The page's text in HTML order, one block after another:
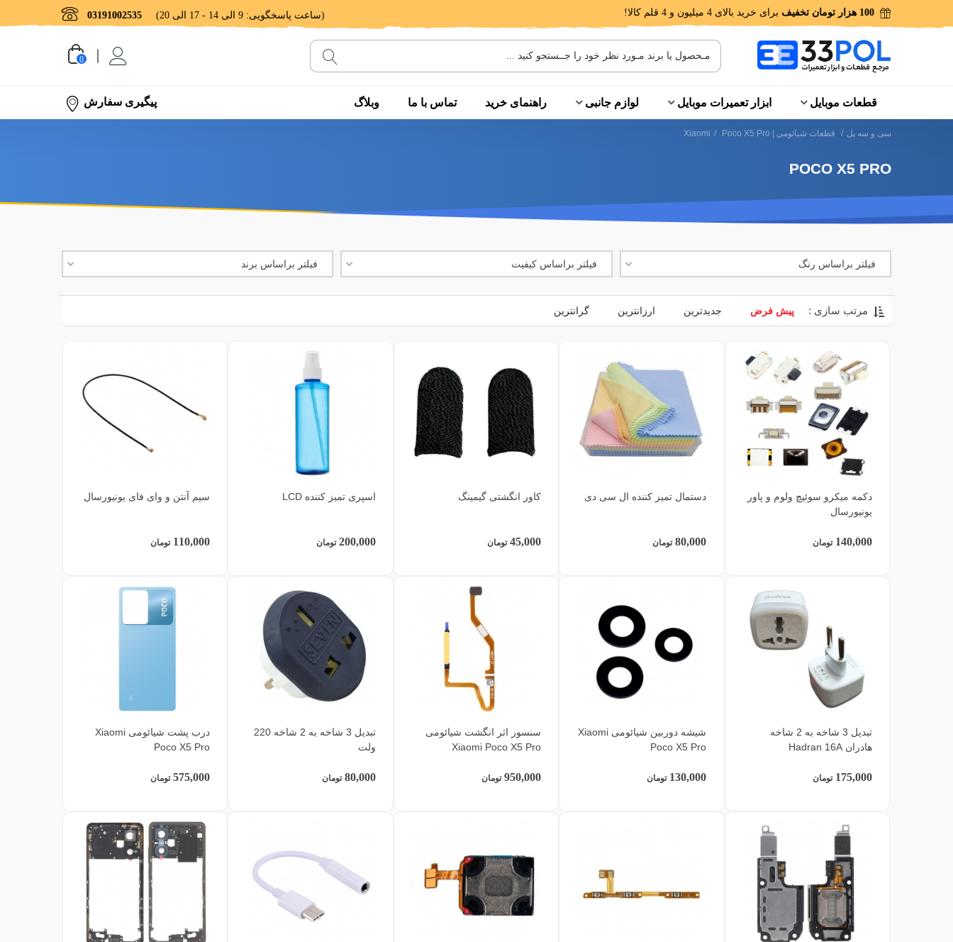
100 هزار تومان تخفیف برای خرید بالای 4 میلیون و 4 قلم کالا! 03191002535 (ساعت پاسخگویی: 9 الی 14 - 17 الی 20)
0
قطعات موبایل ابزار تعمیرات موبایل لوازم جانبی راهنمای خرید تماس با ما وبلاگ پیگیری سفارش
سی و سه پل / قطعات شیائومی | Xiaomi / Poco X5 Pro
POCO X5 PRO
فیلتر براساس رنگ فیلتر براساس کیفیت فیلتر براساس برند
مرتب سازی : پیش فرض جدیدترین ارزانترین گرانترین
دکمه میکرو سوئیچ ولوم و پاور
یونیورسال
140,000 تومان
دستمال تمیز کننده ال سی دی
80,000 تومان
کاور انگشتی گیمینگ
45,000 تومان
اسپری تمیز کننده LCD
200,000 تومان
سیم آنتن و وای فای یونیورسال
110,000 تومان
تبدیل 3 شاخه به 2 شاخه
هادران Hadran 16A
175,000 تومان
شیشه دوربین شیائومی Xiaomi
Poco X5 Pro
130,000 تومان
سنسور اثر انگشت شیائومی
Xiaomi Poco X5 Pro
950,000 تومان
تبدیل 3 شاخه به 2 شاخه 220
ولت
80,000 تومان
درب پشت شیائومی Xiaomi
Poco X5 Pro
575,000 تومان